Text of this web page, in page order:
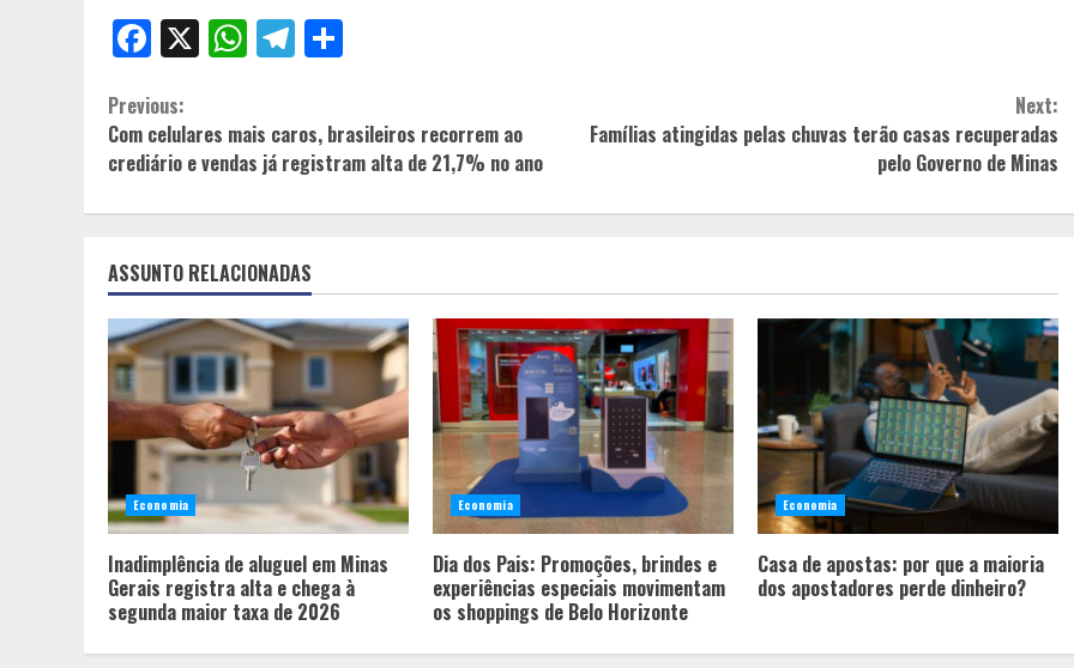
Facebook
X WhatsApp
Telegram
Continue
Reading
Previous:
Com celulares mais caros, brasileiros recorrem ao
crediário e vendas já registram alta de 21,7% no ano
Next:
Famílias atingidas pelas chuvas terão casas recuperadas
pelo Governo de Minas
ASSUNTO RELACIONADAS
Economia
Inadimplência de aluguel em Minas
Gerais registra alta e chega à
segunda maior taxa de 2026
Economia
Dia dos Pais: Promoções, brindes e
experiências especiais movimentam
os shoppings de Belo Horizonte
Economia
Casa de apostas: por que a maioria
dos apostadores perde dinheiro?